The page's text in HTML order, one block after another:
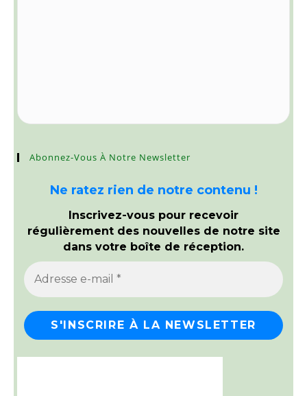
Abonnez-Vous À Notre Newsletter
Ne ratez rien de notre contenu !
Inscrivez-vous pour recevoir
régulièrement des nouvelles de notre site
dans votre boîte de réception.